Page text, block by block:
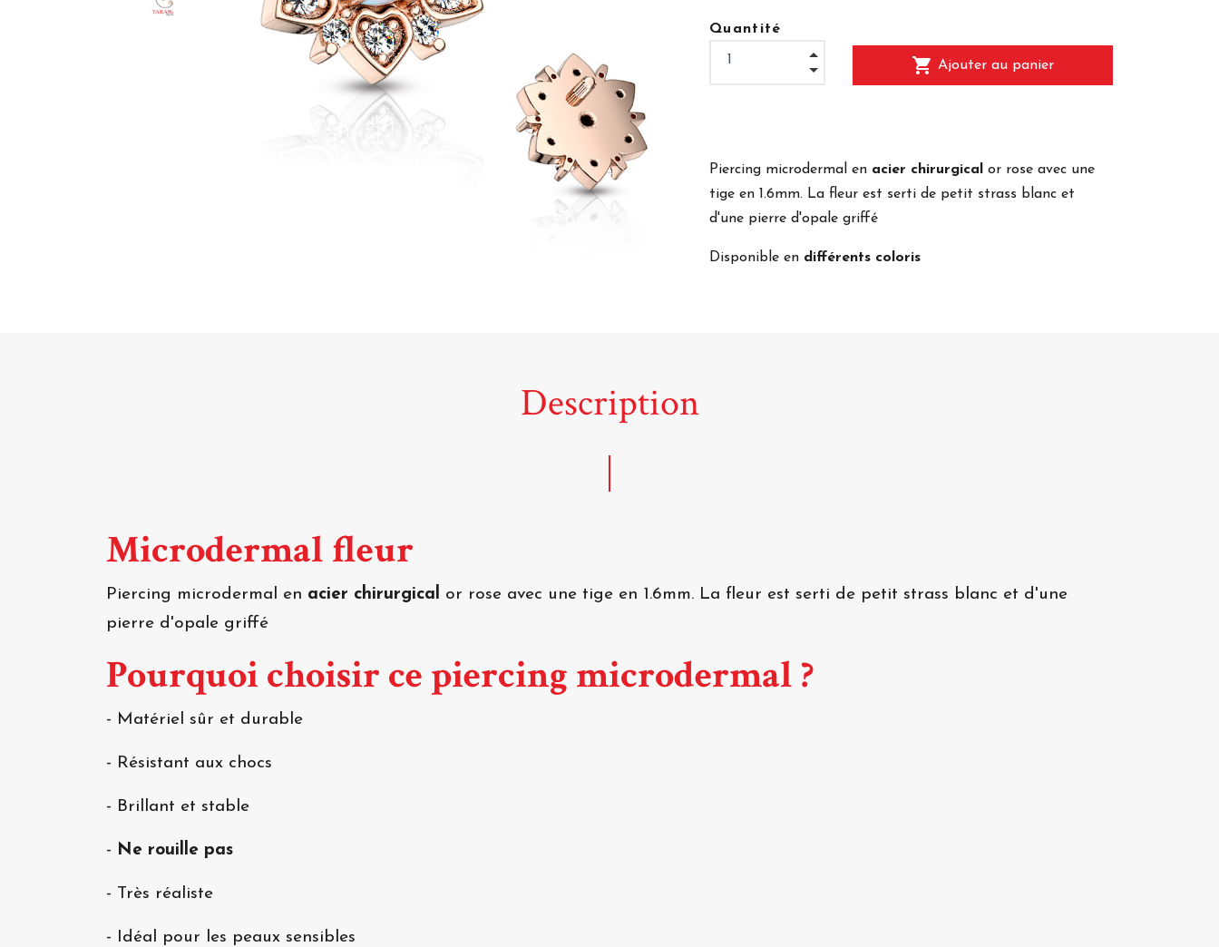
Quantité
shopping_cart Ajouter au panier
Piercing microdermal en acier chirurgical
or rose avec une
tige en 1.6mm. La fleur est serti de petit strass blanc et
d'une pierre d'opale griffé
Disponible en différents coloris
Description
Microdermal fleur
Piercing microdermal en acier chirurgical or rose avec une tige en 1.6mm. La fleur est serti de petit strass blanc et d'une
pierre d'opale griffé
Pourquoi choisir ce piercing microdermal ?
- Matériel sûr et durable
- Résistant aux chocs
- Brillant et stable
- Ne rouille pas
- Très réaliste
- Idéal pour les peaux sensibles